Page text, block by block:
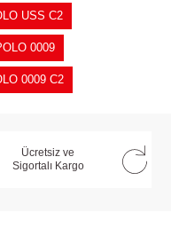
USS C2
0009
0009 C2
Ücretsiz ve
Sigortalı Kargo